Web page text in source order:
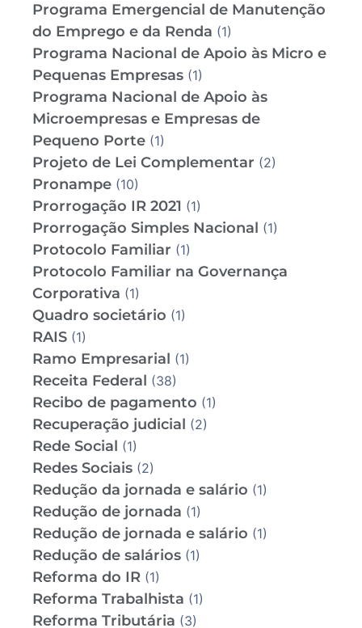
Programa Emergencial de Manutenção
do Emprego e da Renda (1)
Programa Nacional de Apoio às Micro e
Pequenas Empresas (1)
Programa Nacional de Apoio às
Microempresas e Empresas de
Pequeno Porte (1)
Projeto de Lei Complementar (2)
Pronampe (10)
Prorrogação IR 2021 (1)
Prorrogação Simples Nacional (1)
Protocolo Familiar (1)
Protocolo Familiar na Governança
Corporativa (1)
Quadro societário (1)
RAIS (1)
Ramo Empresarial (1)
Receita Federal (38)
Recibo de pagamento (1)
Recuperação judicial (2)
Rede Social (1)
Redes Sociais (2)
Redução da jornada e salário (1)
Redução de jornada (1)
Redução de jornada e salário (1)
Redução de salários (1)
Reforma do IR (1)
Reforma Trabalhista (1)
Reforma Tributária (3)